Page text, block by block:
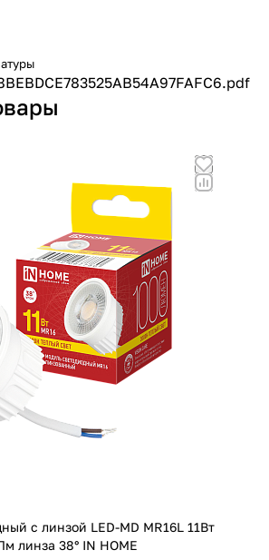
с линзой LED-MD MR16L 11Вт
линза 38° IN HOME